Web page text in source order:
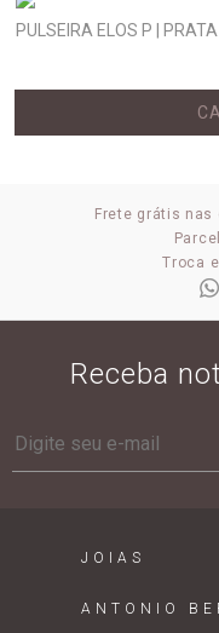
PULSEIRA ELOS P | PRATA
Frete grátis nas
Troca
Receba
JOIAS
ANTONIO